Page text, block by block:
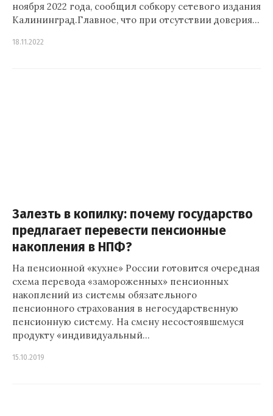
ноября 2022 года, сообщил собкору сетевого издания
Калининград.Главное, что при отсутствии доверия…
18.11.2022
Залезть в копилку: почему государство
предлагает перевести пенсионные
накопления в НПФ?
На пенсионной «кухне» России готовится очередная
схема перевода «замороженных» пенсионных
накоплений из системы обязательного
пенсионного страхования в негосударственную
пенсионную систему. На смену несостоявшемуся
продукту «индивидуальный…
15.10.2019